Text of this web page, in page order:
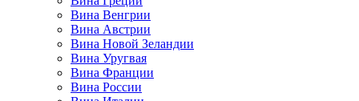
Вина Венгрии
Вина Австрии
Вина Новой Зеландии
Вина Уругвая
Вина Франции
Вина России